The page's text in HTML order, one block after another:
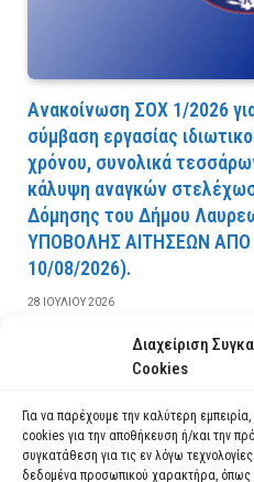
Διαχείριση
Cookies
Για να παρέχουμε την καλύτερη
cookies για την αποθήκευση ή/και την
συγκατάθεση για τις εν λόγω
δεδομένα προσωπικού χαρακτήρα, όπως
Ανακοίνωση ΣΟΧ 1/2026
σύμβαση εργασίας
χρόνου, συνολικά
κάλυψη αναγκών
Δόμησης του Δήμου
YΠOBOΛHΣ AITHΣEΩN
10/08/2026).
28 ΙΟΥΛΊΟΥ 2026
ΔΙΑΒΆΣΤΕ ΠΕΡΙΣΣΌΤΕΡΑ